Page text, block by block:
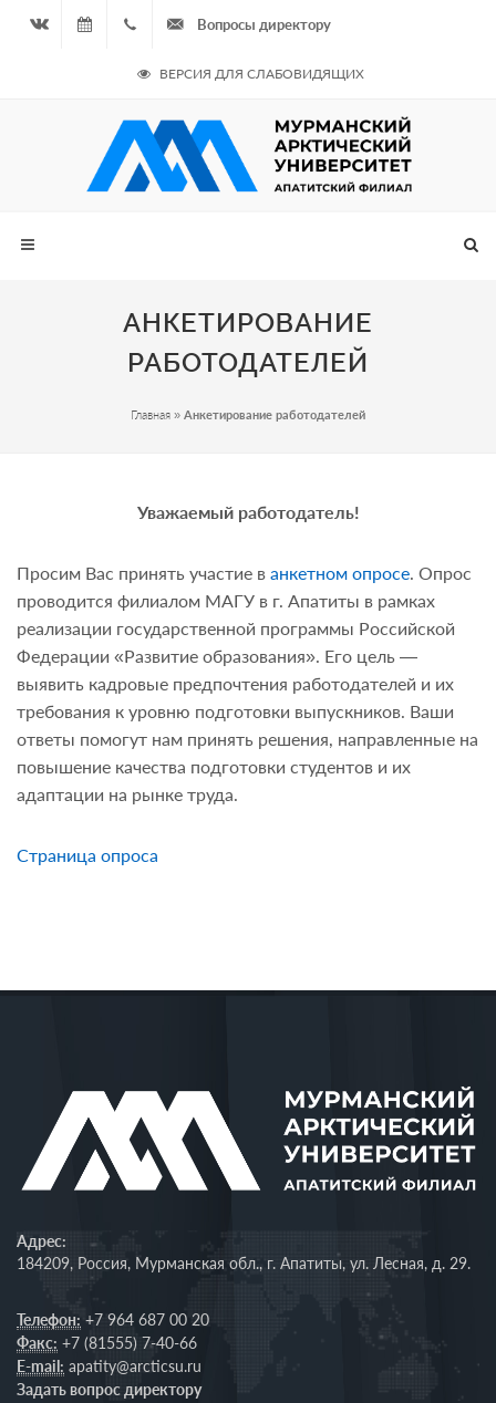
09.08.2026
- Чётная
неделя
964
687
Вопросы директору
ВЕРСИЯ ДЛЯ СЛАБОВИДЯЩИХ
АНКЕТИРОВАНИЕ
РАБОТОДАТЕЛЕЙ
Главная » Анкетирование работодателей
Уважаемый работодатель!
Просим Вас принять участие в анкетном опросе. Опрос
проводится филиалом МАГУ в г. Апатиты в рамках
реализации государственной программы Российской
Федерации «Развитие образования». Его цель —
выявить кадровые предпочтения работодателей и их
требования к уровню подготовки выпускников. Ваши
ответы помогут нам принять решения, направленные на
повышение качества подготовки студентов и их
адаптации на рынке труда.
Страница опроса
Адрес:
184209, Россия, Мурманская обл., г. Апатиты, ул. Лесная, д. 29.
Телефон: +7 964 687 00 20
Факс: +7 (81555) 7-40-66
E-mail: apatity@arcticsu.ru
Задать вопрос директору